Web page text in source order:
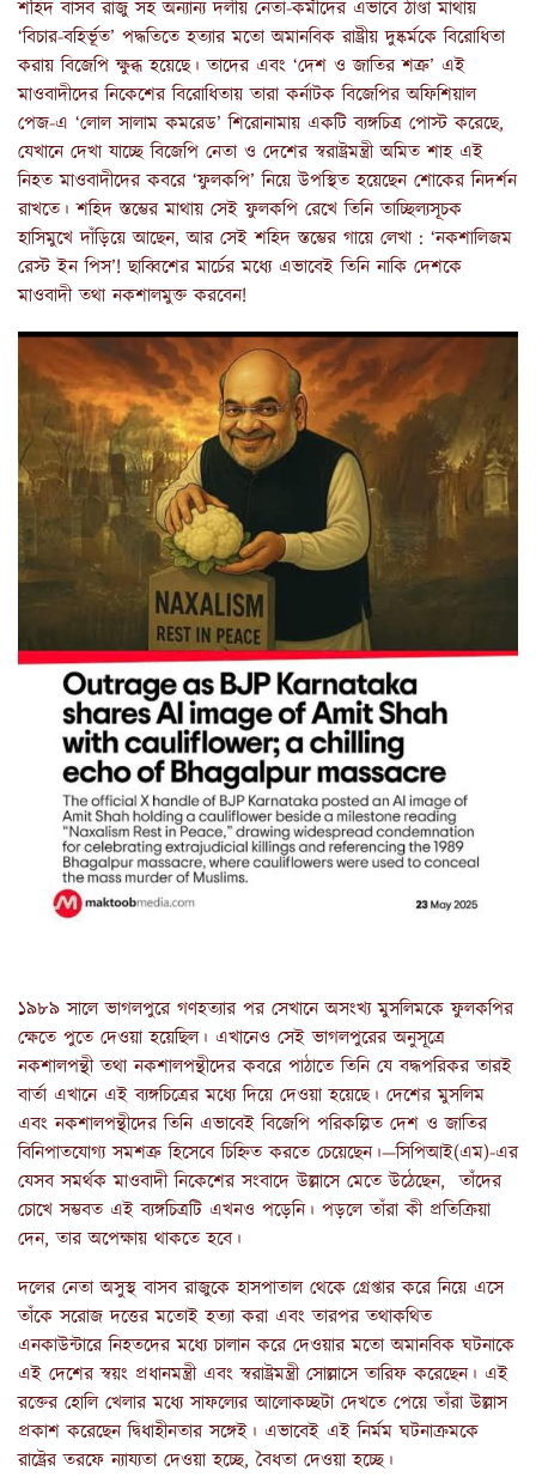
শহিদ বাসব রাজু সহ অন্যান্য দলীয় নেতা-কর্মীদের এভাবে ঠাণ্ডা মাথায়
‘বিচার-বহির্ভূত’ পদ্ধতিতে হত্যার মতো অমানবিক রাষ্ট্রীয় দুষ্কর্মকে বিরোধিতা
করায় বিজেপি ক্ষুব্ধ হয়েছে। তাদের এবং ‘দেশ ও জাতির শত্রু’ এই
মাওবাদীদের নিকেশের বিরোধিতায় তারা কর্নাটক বিজেপির অফিশিয়াল
পেজ-এ ‘লোল সালাম কমরেড’ শিরোনামায় একটি ব্যঙ্গচিত্র পোস্ট করেছে,
যেখানে দেখা যাচ্ছে বিজেপি নেতা ও দেশের স্বরাষ্ট্রমন্ত্রী অমিত শাহ এই
নিহত মাওবাদীদের কবরে ‘ফুলকপি’ নিয়ে উপস্থিত হয়েছেন শোকের নিদর্শন
রাখতে। শহিদ স্তম্ভের মাথায় সেই ফুলকপি রেখে তিনি তাচ্ছিল্যসূচক
হাসিমুখে দাঁড়িয়ে আছেন, আর সেই শহিদ স্তম্ভের গায়ে লেখা : ‘নকশালিজম
রেস্ট ইন পিস’! ছাব্বিশের মার্চের মধ্যে এভাবেই তিনি নাকি দেশকে
মাওবাদী তথা নকশালমুক্ত করবেন!
১৯৮৯ সালে ভাগলপুরে গণহত্যার পর সেখানে অসংখ্য মুসলিমকে ফুলকপির
ক্ষেতে পুতে দেওয়া হয়েছিল। এখানেও সেই ভাগলপুরের অনুসূত্রে
নকশালপন্থী তথা নকশালপন্থীদের কবরে পাঠাতে তিনি যে বদ্ধপরিকর তারই
বার্তা এখানে এই ব্যঙ্গচিত্রের মধ্যে দিয়ে দেওয়া হয়েছে। দেশের মুসলিম
এবং নকশালপন্থীদের তিনি এভাবেই বিজেপি পরিকল্পিত দেশ ও জাতির
বিনিপাতযোগ্য সমশত্রু হিসেবে চিহ্নিত করতে চেয়েছেন।—সিপিআই(এম)-এর
যেসব সমর্থক মাওবাদী নিকেশের সংবাদে উল্লাসে মেতে উঠেছেন, তাঁদের
চোখে সম্ভবত এই ব্যঙ্গচিত্রটি এখনও পড়েনি। পড়লে তাঁরা কী প্রতিক্রিয়া
দেন, তার অপেক্ষায় থাকতে হবে।
দলের নেতা অসুস্থ বাসব রাজুকে হাসপাতাল থেকে গ্রেপ্তার করে নিয়ে এসে
তাঁকে সরোজ দত্তের মতোই হত্যা করা এবং তারপর তথাকথিত
এনকাউন্টারে নিহতদের মধ্যে চালান করে দেওয়ার মতো অমানবিক ঘটনাকে
এই দেশের স্বয়ং প্রধানমন্ত্রী এবং স্বরাষ্ট্রমন্ত্রী সোল্লাসে তারিফ করেছেন। এই
রক্তের হোলি খেলার মধ্যে সাফল্যের আলোকচ্ছটা দেখতে পেয়ে তাঁরা উল্লাস
প্রকাশ করেছেন দ্বিধাহীনতার সঙ্গেই। এভাবেই এই নির্মম ঘটনাক্রমকে
রাষ্ট্রের তরফে ন্যায্যতা দেওয়া হচ্ছে, বৈধতা দেওয়া হচ্ছে।